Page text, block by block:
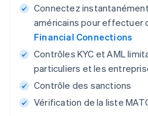
Connectez
américains pour effectuer
Financial Connections
Contrôles KYC et AML
particuliers et les
Contrôle des sanctions
Vérification de la liste